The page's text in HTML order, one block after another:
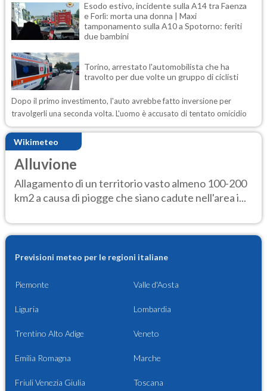
Esodo estivo, incidente sulla A14 tra Faenza
e Forlì: morta una donna | Maxi
tamponamento sulla A10 a Spotorno: feriti
due bambini
Torino, arrestato l'automobilista che ha
travolto per due volte un gruppo di ciclisti
Dopo il primo investimento, l'auto avrebbe fatto inversione per
travolgerli una seconda volta. L'uomo è accusato di tentato omicidio
Wikimeteo
Alluvione
Allagamento di un territorio vasto almeno 100-200
km2 a causa di piogge che siano cadute nell'area i...
Previsioni meteo per le regioni italiane
Piemonte Valle d'Aosta
Liguria Lombardia
Trentino Alto Adige Veneto
Emilia Romagna Marche
Friuli Venezia Giulia Toscana